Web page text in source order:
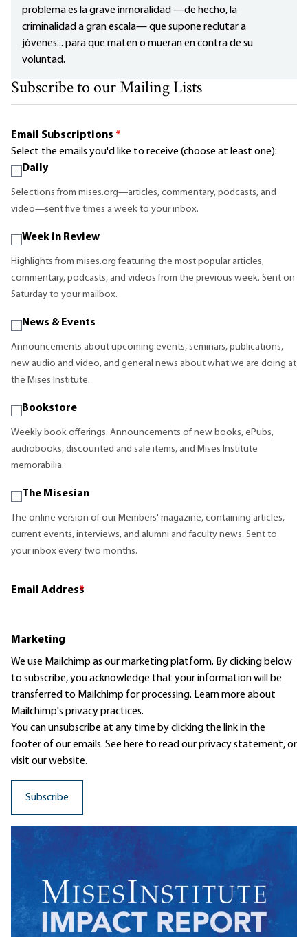
problema es la grave inmoralidad —de hecho, la
criminalidad a gran escala— que supone reclutar a
jóvenes... para que maten o mueran en contra de su
voluntad.
Subscribe to our Mailing Lists
Email Subscriptions *
Select the emails you'd like to receive (choose at least one):
Daily
Selections from mises.org—articles, commentary, podcasts, and
video—sent five times a week to your inbox.
Week in Review
Highlights from mises.org featuring the most popular articles,
commentary, podcasts, and videos from the previous week. Sent on
Saturday to your mailbox.
News & Events
Announcements about upcoming events, seminars, publications,
new audio and video, and general news about what we are doing at
the Mises Institute.
Bookstore
Weekly book offerings. Announcements of new books, ePubs,
audiobooks, discounted and sale items, and Mises Institute
memorabilia.
The Misesian
The online version of our Members' magazine, containing articles,
current events, interviews, and alumni and faculty news. Sent to
your inbox every two months.
Email Address
*
Marketing
We use Mailchimp as our marketing platform. By clicking below
to subscribe, you acknowledge that your information will be
transferred to Mailchimp for processing. Learn moreabout
Mailchimp's privacy practices.
You can unsubscribe at any time by clicking the link in the
footer of our emails. See here to read ourprivacy statement, or
visit our website.